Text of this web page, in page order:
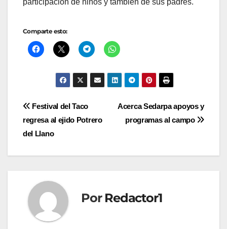
participación de niños y también de sus padres.
Comparte esto:
Navegación
de
entradas
Acerca Sedarpa apoyos y
programas al campo
Festival del Taco
regresa al ejido Potrero
del Llano
Por Redactor1